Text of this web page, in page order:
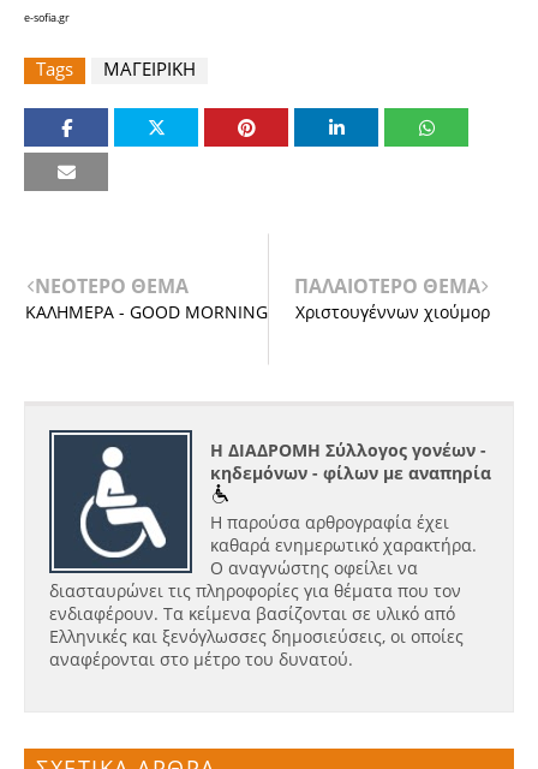
e-sofia.gr
Tags ΜΑΓΕΙΡΙΚΗ
ΝΕΟΤΕΡΟ ΘΕΜΑ
ΚΑΛΗΜΕΡΑ - GOOD MORNING
ΠΑΛΑΙΟΤΕΡΟ ΘΕΜΑ
Χριστουγέννων χιούμορ
Η ΔΙΑΔΡΟΜΗ Σύλλογος γονέων -
κηδεμόνων - φίλων με αναπηρία
Η παρούσα αρθρογραφία έχει
καθαρά ενημερωτικό χαρακτήρα.
Ο αναγνώστης οφείλει να
διασταυρώνει τις πληροφορίες για θέματα που τον
ενδιαφέρουν. Τα κείμενα βασίζονται σε υλικό από
Ελληνικές και ξενόγλωσσες δημοσιεύσεις, οι οποίες
αναφέρονται στο μέτρο του δυνατού.